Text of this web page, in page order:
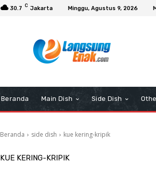
30.7 C Jakarta Minggu, Agustus 9, 2026
Beranda Main Dish Side Dish
Beranda side dish kue kering-kripik
KUE KERING-KRIPIK